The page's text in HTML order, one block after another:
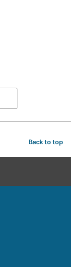
Back to top